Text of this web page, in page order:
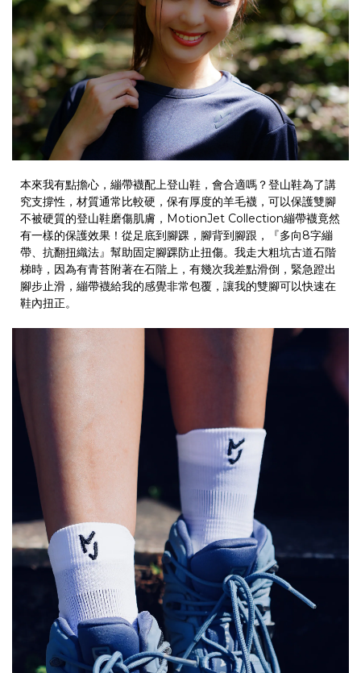
本來我有點擔心，繃帶襪配上登山鞋，會合適嗎？登山鞋為了講
究支撐性，材質通常比較硬，保有厚度的羊毛襪，可以保護雙腳
不被硬質的登山鞋磨傷肌膚， MotionJet Collection繃帶襪竟然
有一樣的保護效果！從足底到腳踝，腳背到腳跟，『多向8字繃
帶、抗翻扭織法』幫助固定腳踝防止扭傷。我走大粗坑古道石階
梯時，因為有青苔附著在石階上，有幾次我差點滑倒，緊急蹬出
腳步止滑，繃帶襪給我的感覺非常包覆，讓我的雙腳可以快速在
鞋內扭正。